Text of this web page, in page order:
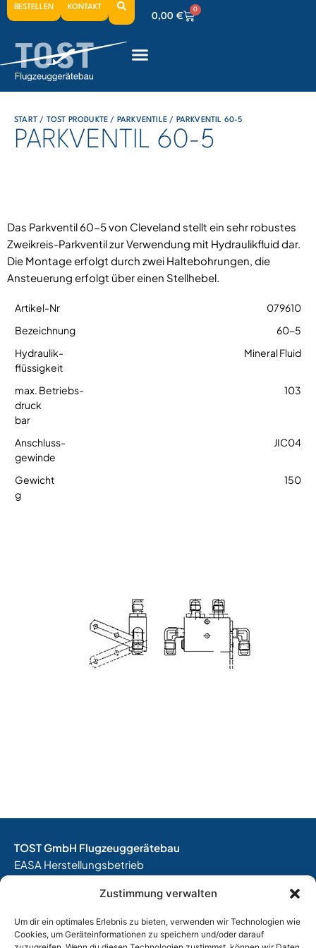
Zustimmung verwalten
Um dir ein optimales Erlebnis zu bieten, verwenden wir Technologien wie
Cookies, um Geräteinformationen zu speichern und/oder darauf
BESTELLEN KONTAKT
0,00 €
0
0,00€ 0
0,00€ 0
START / TOST PRODUKTE / PARKVENTILE / PARKVENTIL 60-5
PARKVENTIL 60-5
Das Parkventil 60-5 von Cleveland stellt ein sehr robustes
Zweikreis-Parkventil zur Verwendung mit Hydraulikfluid dar.
Die Montage erfolgt durch zwei Haltebohrungen, die
Ansteuerung erfolgt über einen Stellhebel.
079610
60-5
Mineral Fluid
103
JIC04
150
TOST GmbH Flugzeuggerätebau
EASA Herstellungsbetrieb
Entwicklungsbetrieb
Thalkirchner Straße 62
80337 München